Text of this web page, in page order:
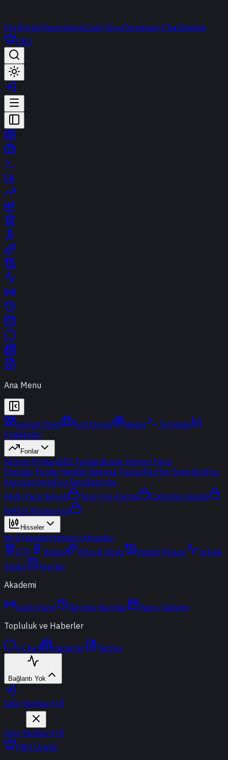
PortföyümFavorilerimCanlı YayınTerminalt-ChatDestek
PRO
Ana Menu
Günün Özeti Portföyüm Radar
Terminal
Endeksler
Fonlar
Yatırım FonlarıBES FonlarıBorsa Yatırım Fonu
Popüler Fonlar YeniBir Bakışta FonlarPortföy ŞirketleriFon
KarşılaştırmaFon Simülasyonu
Akıllı Para Sinyali
Ters Fon Arama
Çakışma Analizi
Sektör Rotasyonu
Hisseler
Yerli HisselerYabancı Hisseler
ETF
Kripto Altın & Döviz Vadeli Piyasa
Teknik
Analiz
Araçlar
Akademi
Canlı Yayın Geçmiş Yayınlar
Yayın Takvimi
Topluluk ve Haberler
t-Chat Haberler Yazılar
Bağlantı Yok
Giriş YapKayıt Ol
Giriş YapKayıt Ol
PRO Üyelik